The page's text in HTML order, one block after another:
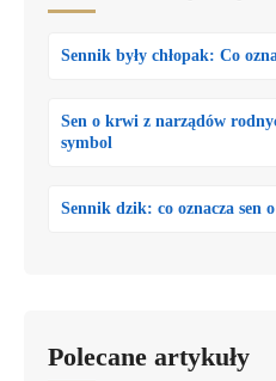
Sennik były chłopak: Co
Sen o krwi z narządów
symbol
Sennik dzik: co oznacza sen
Polecane artykuły